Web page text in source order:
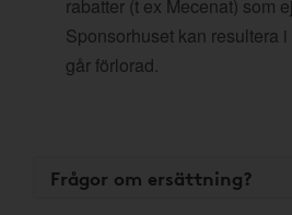
rabatter (t ex Mecenat) som
Sponsorhuset kan resultera
går förlorad.
Frågor om ersättning?